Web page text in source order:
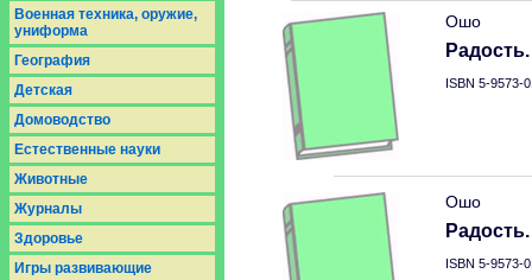
Военная техника, оружие,
униформа
География
Детская
Домоводство
Естественные науки
Животные
Журналы
Здоровье
Игры развивающие
Ошо
ISBN 5-9573-
Ошо
ISBN 5-9573-